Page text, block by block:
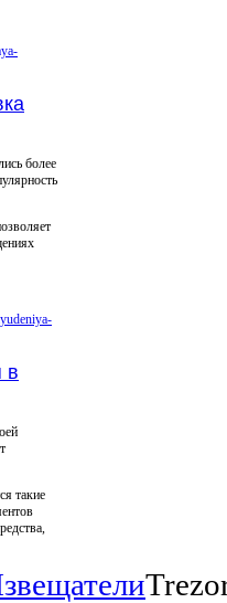
более
в
такие